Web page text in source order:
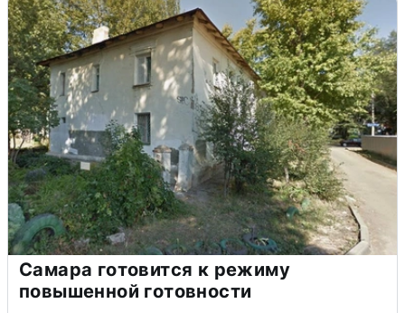
Самара готовится к режиму
повышенной готовности